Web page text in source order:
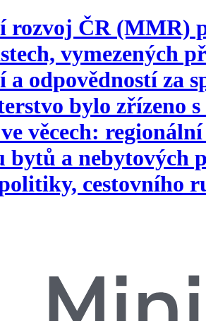
ČR (MMR)
vymezených
a odpovědností za
bylo zřízeno
věcech:
a nebytových
cestovního